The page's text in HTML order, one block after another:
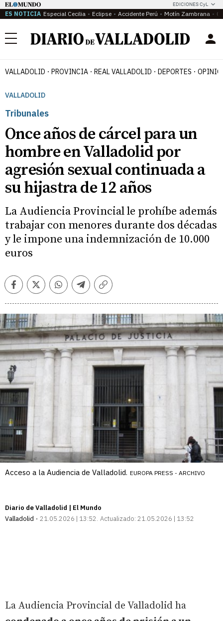
EDICIONES CyL
ES NOTICIA Especial Cecilia Eclipse Accidente Perú Motín Zambrana
Menú
VALLADOLID PROVINCIA REAL VALLADOLID DEPORTES
VALLADOLID
Tribunales
Once años de cárcel para un
hombre en Valladolid por
agresión sexual continuada a
su hijastra de 12 años
La Audiencia Provincial le prohíbe además
trabajar con menores durante dos décadas
y le impone una indemnización de 10.000
euros
FacebookTwitterWhatsappTelegramCopiar
Acceso a la Audiencia de Valladolid. EUROPA PRESS - ARCHIVO
Diario de Valladolid | El Mundo
Valladolid
21.05.2026 | 13:52 Actualizado: 21.05.2026 | 13:52
La Audiencia Provincial de Valladolid ha